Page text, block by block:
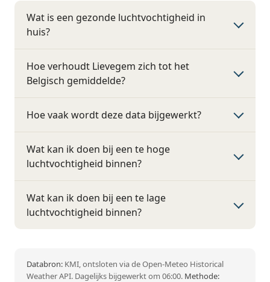
Wat is een gezonde luchtvochtigheid in
huis?
Hoe verhoudt Lievegem zich tot het
Belgisch gemiddelde?
Hoe vaak wordt deze data bijgewerkt?
Wat kan ik doen bij een te hoge
luchtvochtigheid binnen?
Wat kan ik doen bij een te lage
luchtvochtigheid binnen?
Databron: KMI, ontsloten via de Open-Meteo Historical
Weather API. Dagelijks bijgewerkt om 06:00. Methode: